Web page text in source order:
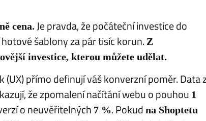
cena. Je pravda, že počáteční investice do
šablony za pár tisíc korun. Z
investice, kterou můžete udělat.
přímo definují váš konverzní poměr. Data
že zpomalení načítání webu o pouhou 1
o neuvěřitelných 7 %. Pokud na Shoptetu